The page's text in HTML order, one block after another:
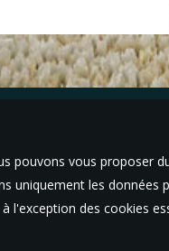
pouvons vous proposer
uniquement les données
l'exception des cookies